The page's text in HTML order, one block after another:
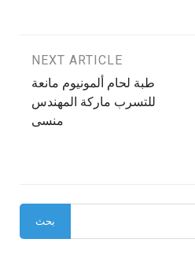
NEXT ARTICLE
طبة لحام ألمونيوم مانعة
للتسرب ماركة المهندس
منسى